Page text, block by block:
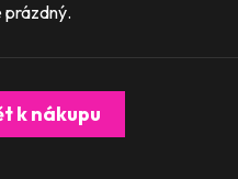
prázdný.
k nákupu